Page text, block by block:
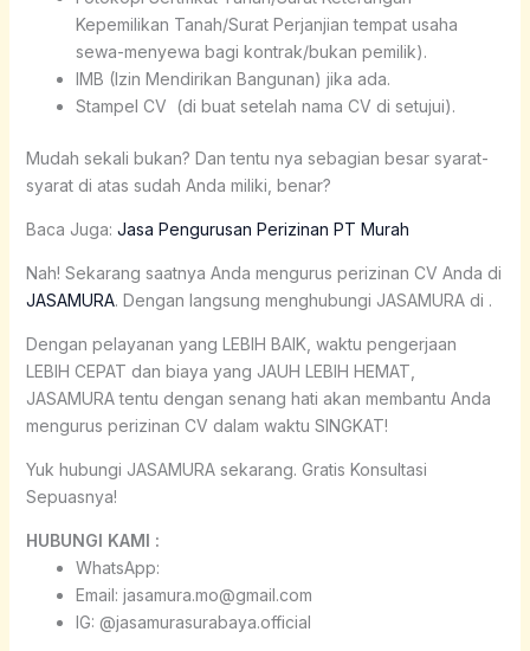
Kepemilikan Tanah/Surat Perjanjian tempat usaha
sewa-menyewa bagi kontrak/bukan pemilik).
IMB (Izin Mendirikan Bangunan) jika ada.
Stampel CV (di buat setelah nama CV di setujui).
Mudah sekali bukan? Dan tentu nya sebagian besar syarat-
syarat di atas sudah Anda miliki, benar?
Baca Juga: Jasa Pengurusan Perizinan PT Murah
Nah! Sekarang saatnya Anda mengurus perizinan CV Anda di
JASAMURA. Dengan langsung menghubungi JASAMURA di .
Dengan pelayanan yang LEBIH BAIK, waktu pengerjaan
LEBIH CEPAT dan biaya yang JAUH LEBIH HEMAT,
JASAMURA tentu dengan senang hati akan membantu Anda
mengurus perizinan CV dalam waktu SINGKAT!
Yuk hubungi JASAMURA sekarang. Gratis Konsultasi
Sepuasnya!
HUBUNGI KAMI :
WhatsApp:
Email: jasamura.mo@gmail.com
IG: @jasamurasurabaya.official